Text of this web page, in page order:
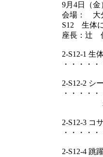
9月4日（
会場： 大
S12 生体
座長：辻
2-S12-1 生
・・・・
2-S12-2 シ
・・・・
岩田雅
2-S12-3 コ
・・・・
2-S12-4 跳